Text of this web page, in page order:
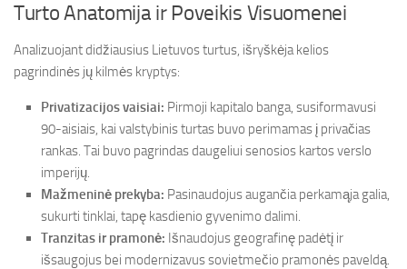
Turto Anatomija ir Poveikis Visuomenei
Analizuojant didžiausius Lietuvos turtus, išryškėja kelios
pagrindinės jų kilmės kryptys:
Privatizacijos vaisiai: Pirmoji kapitalo banga, susiformavusi
90-aisiais, kai valstybinis turtas buvo perimamas į privačias
rankas. Tai buvo pagrindas daugeliui senosios kartos verslo
imperijų.
Mažmeninė prekyba: Pasinaudojus augančia perkamąja galia,
sukurti tinklai, tapę kasdienio gyvenimo dalimi.
Tranzitas ir pramonė: Išnaudojus geografinę padėtį ir
išsaugojus bei modernizavus sovietmečio pramonės paveldą.